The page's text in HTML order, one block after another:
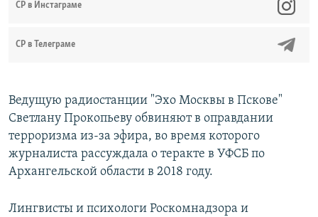
CР в Инстаграме
СР в Телеграме
Ведущую радиостанции "Эхо Москвы в Пскове"
Светлану Прокопьеву обвиняют в оправдании
терроризма из-за эфира, во время которого
журналиста рассуждала о теракте в УФСБ по
Архангельской области в 2018 году.
Лингвисты и психологи Роскомнадзора и